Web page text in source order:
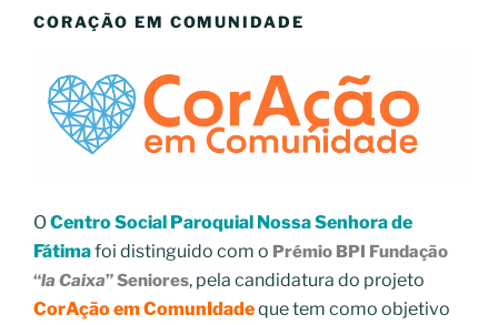
CORAÇÃO EM COMUNIDADE
OCentro Social Paroquial Nossa Senhora de
Fátimafoi distinguido com o Prémio BPI Fundação
“la Caixa” Seniores, pela candidatura do projeto
CorAção em ComunIdadeque tem como objetivo